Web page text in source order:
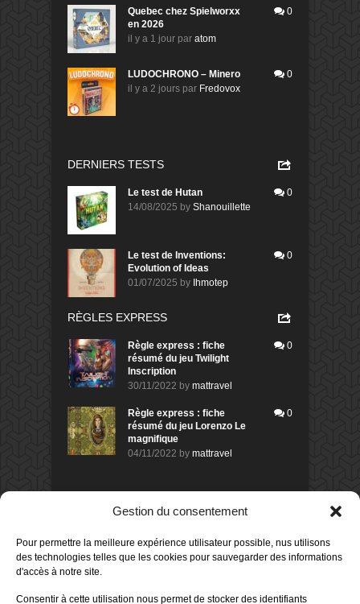
Gestion du consentement
Pour permettre la meilleure expérience utilisateur possible, nus utilisons
des technologies telles que les cookies pour sauvegarder des informations
d'accès à notre site.
Consentir à cette utilisation nous permet de stocker des identifiants
Quebec chez Spielworxx
en 2026
il y a 1 jour par atom
0
LUDOCHRONO – Minero
il y a 2 jours par Fredovox
0
DERNIERS TESTS
Le test de Hutan
14/08/2025 by Shanouillette
0
Le test de Inventions:
Evolution of Ideas
01/07/2025 by Ihmotep
0
RÈGLES EXPRESS
Règle express : fiche
résumé du jeu Twilight
Inscription
30/11/2022 by mattravel
0
Règle express : fiche
résumé du jeu Lorenzo Le
magnifique
04/11/2022 by mattravel
0
DERNIERS AVIS DES MEMBRES
Avis de morlockbob
Sur le jeu Collect!
il y a 1 jour
Avis demorlockbob 80%